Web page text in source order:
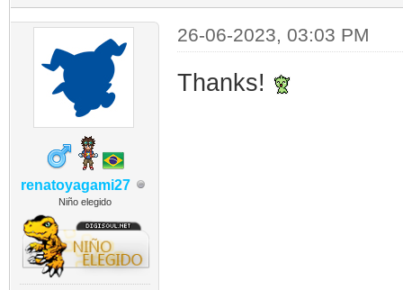
renatoyagami27
Niño elegido
26-06-2023, 03:03 PM
Thanks!